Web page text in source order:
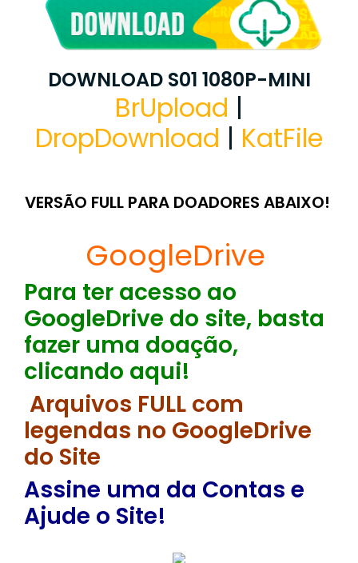
DOWNLOAD S01 1080P-MINI
BrUpload |
DropDownload | KatFile
VERSÃO FULL PARA DOADORES ABAIXO!
GoogleDrive
Para ter acesso ao
GoogleDrive do site, basta
fazer uma doação,
clicando aqui!
Arquivos FULL com
legendas no GoogleDrive
do Site
Assine uma da Contas e
Ajude o Site!